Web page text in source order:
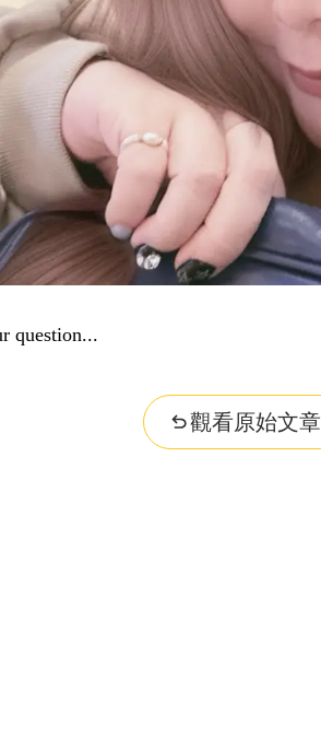
question...
觀看原始文章